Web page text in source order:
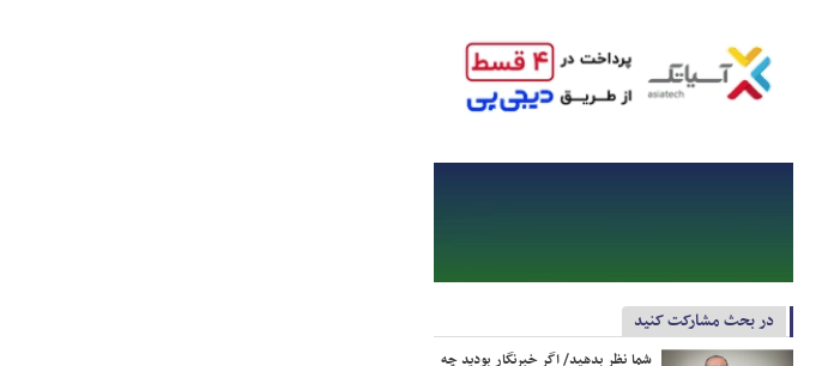
در بحث مشارکت کنید
شما نظر بدهید/ اگر خبرنگار بودید چه